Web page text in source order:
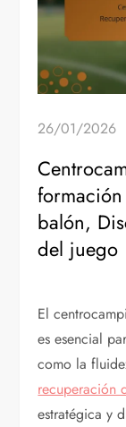
26/01/2026
balón,
del juego
El
es esencial
como la
recuperación
estratégica y